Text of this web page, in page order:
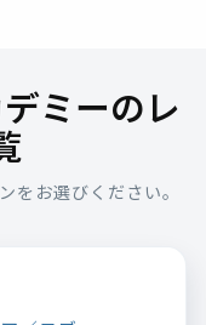
ミーのレ
をお選びください。